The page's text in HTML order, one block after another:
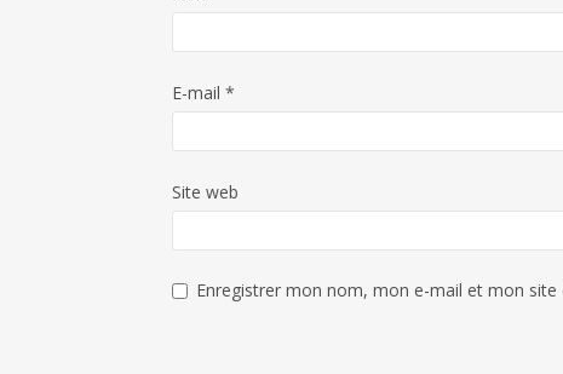
E-mail *
Site web
Enregistrer mon nom, mon e-mail et mon